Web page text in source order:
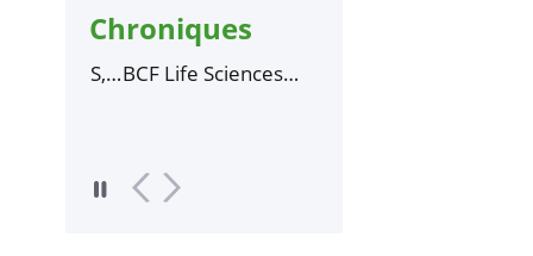
Chroniques
UBS,
BCF Life Sciences